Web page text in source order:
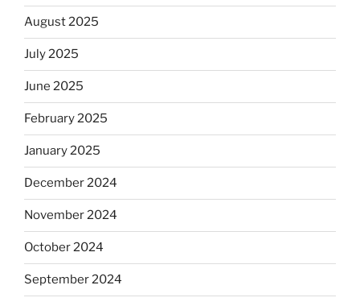
August 2025
July 2025
June 2025
February 2025
January 2025
December 2024
November 2024
October 2024
September 2024